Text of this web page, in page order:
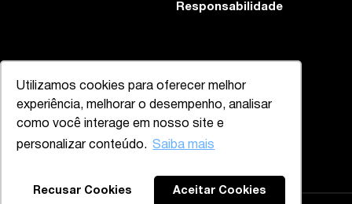
Utilizamos cookies para oferecer melhor
experiência, melhorar o desempenho, analisar
como você interage em nosso site e
personalizar conteúdo. Saiba mais
Recusar Cookies Aceitar Cookies
Responsabilidade